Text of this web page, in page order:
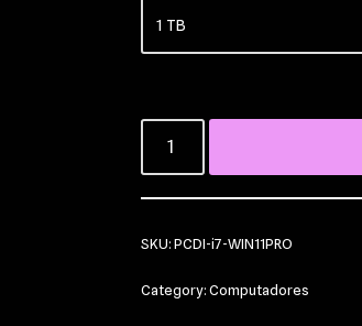
SKU: PCDI-i7-WIN11PRO
Category: Computadores